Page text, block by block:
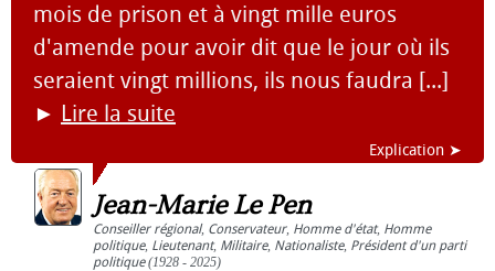
mois de prison et à vingt mille euros
d'amende pour avoir dit que le jour où ils
seraient vingt millions, ils nous faudra [...]
► Lire la suite
Explication ➤
Jean-Marie Le Pen
Conseiller régional, Conservateur, Homme d'état, Homme
politique, Lieutenant, Militaire, Nationaliste, Président d'un parti
politique(1928 - 2025)